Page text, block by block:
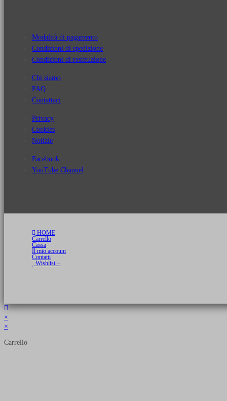
Modalità di pagamento
Condizioni di spedizione
Condizioni di restituzione
Chi siamo
FAQ
Contattaci
Privacy
Cookies
Notizie
Facebook
YouTube Channel
HOME
Carrello
Cassa
Il mio account
Contatti
Wishlist –
×
×
Carrello